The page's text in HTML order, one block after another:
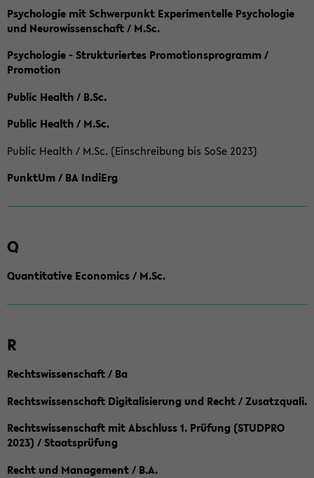
Psychologie mit Schwerpunkt Experimentelle Psychologie
und Neurowissenschaft / M.Sc.
Psychologie - Strukturiertes Promotionsprogramm /
Promotion
Public Health / B.Sc.
Public Health / M.Sc.
Public Health / M.Sc. (Einschreibung bis SoSe 2023)
PunktUm / BA IndiErg
Q
Quantitative Economics / M.Sc.
R
Rechtswissenschaft / Ba
Rechtswissenschaft Digitalisierung und Recht / Zusatzquali.
Rechtswissenschaft mit Abschluss 1. Prüfung (STUDPRO
2023) / Staatsprüfung
Recht und Management / B.A.